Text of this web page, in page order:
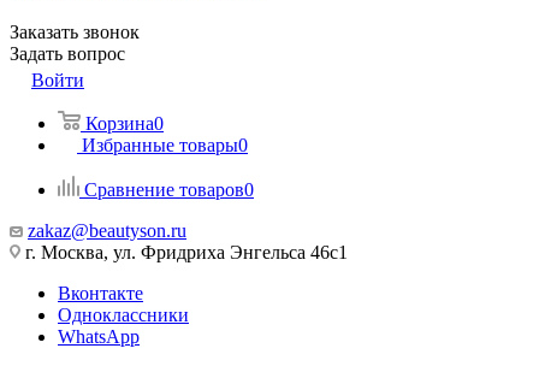
Заказать звонок
Задать вопрос
Войти
Корзина0
Избранные товары0
Сравнение товаров0
zakaz@beautyson.ru
г. Москва, ул. Фридриха Энгельса 46с1
Вконтакте
Одноклассники
WhatsApp